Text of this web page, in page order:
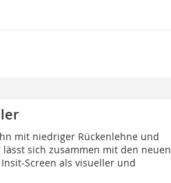
mit niedriger Rückenlehne und
sich zusammen mit den neuen
Screen als visueller und